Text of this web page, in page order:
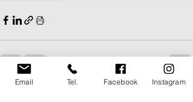
Mostra tutti
Email Tel. Facebook Instagram